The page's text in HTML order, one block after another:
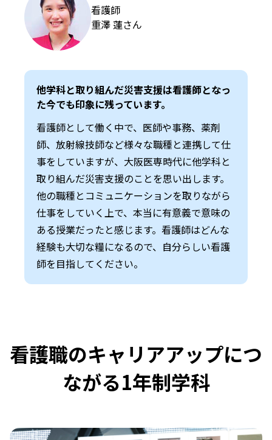
看護師
重澤 蓮さん
他学科と取り組んだ災害支援は看護師となっ
た今でも印象に残っています。
看護師として働く中で、医師や事務、薬剤
師、放射線技師など様々な職種と連携して仕
事をしていますが、大阪医専時代に他学科と
取り組んだ災害支援のことを思い出します。
他の職種とコミュニケーションを取りながら
仕事をしていく上で、本当に有意義で意味の
ある授業だったと感じます。看護師はどんな
経験も大切な糧になるので、自分らしい看護
師を目指してください。
看護職のキャリアアップにつ
ながる1年制学科